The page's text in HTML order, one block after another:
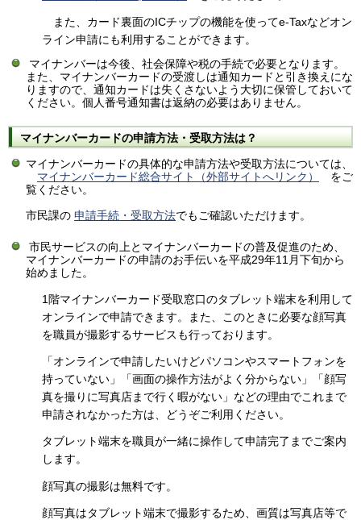
また、カード裏面のICチップの機能を使ってe-Taxなどオン
ライン申請にも利用することができます。
マイナンバーは今後、社会保障や税の手続で必要となります。
また、マイナンバーカードの受渡しは通知カードと引き換えにな
りますので、通知カードは失くさないよう大切に保管しておいて
ください。個人番号通知書は返納の必要はありません。
マイナンバーカードの申請方法・受取方法は？
マイナンバーカードの具体的な申請方法や受取方法については、
マイナンバーカード総合サイト（外部サイトへリンク）
をご
覧ください。
市民課の 申請手続・受取方法でもご確認いただけます。
市民サービスの向上とマイナンバーカードの普及促進のため、
マイナンバーカードの申請のお手伝いを平成29年11月下旬から
始めました。
1階マイナンバーカード受取窓口のタブレット端末を利用して
オンラインで申請できます。また、このときに必要な顔写真
を職員が撮影するサービスも行っております。
「オンラインで申請したいけどパソコンやスマートフォンを
持っていない」「画面の操作方法がよく分からない」「顔写
真を撮りに写真店まで行く暇がない」などの理由でこれまで
申請されなかった方は、どうぞご利用ください。
タブレット端末を職員が一緒に操作して申請完了までご案内
します。
顔写真の撮影は無料です。
顔写真はタブレット端末で撮影するため、画質は写真店等で